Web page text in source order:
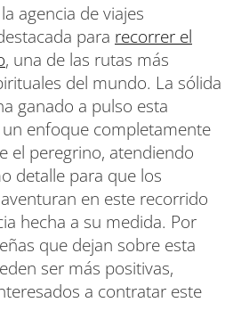
agencia de viajes
para recorrer el
, una de las rutas más
del mundo. La sólida
ganado a pulso esta
enfoque completamente
el peregrino, atendiendo
detalle para que los
en este recorrido
hecha a su medida. Por
que dejan sobre esta
ser más positivas,
a contratar este